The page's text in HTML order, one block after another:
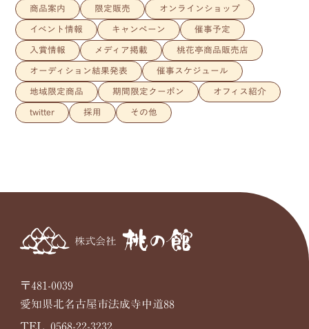
商品案内 限定販売 オンラインショップ
イベント情報 キャンペーン 催事予定
入賞情報 メディア掲載 桃花亭商品販売店
オーディション結果発表 催事スケジュール
地域限定商品 期間限定クーポン オフィス紹介
twitter 採用 その他
〒481-0039
愛知県北名古屋市法成寺中道88
TEL. 0568-22-3232